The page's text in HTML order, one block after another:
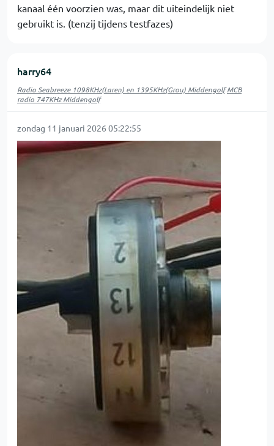
kanaal één voorzien was, maar dit uiteindelijk niet
gebruikt is. (tenzij tijdens testfazes)
harry64
Radio Seabreeze 1098KHz(Laren) en 1395KHz(Grou) Middengolf MCB
radio 747KHz Middengolf
zondag 11 januari 2026 05:22:55